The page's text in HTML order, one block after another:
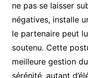
ne pas se laisser
négatives, installe
le partenaire peut
soutenu. Cette
meilleure gestion
sérénité, autant